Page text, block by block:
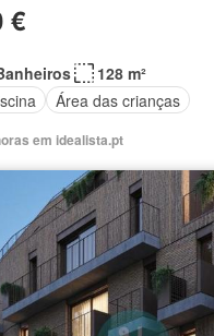
€
128 m²
Área das crianças
em idealista.pt